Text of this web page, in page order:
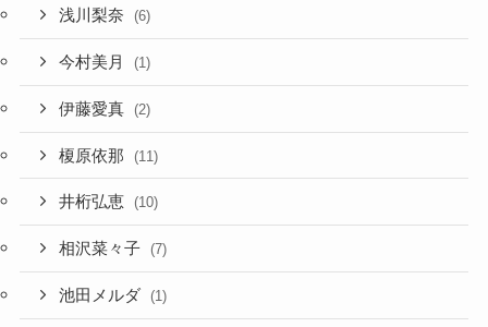
浅川梨奈 (6)
今村美月 (1)
伊藤愛真 (2)
榎原依那 (11)
井桁弘恵 (10)
相沢菜々子 (7)
池田メルダ (1)